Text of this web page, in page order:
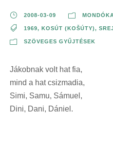
2008-03-09
1969, KOSÚT (KOŠÚTY),
SZÖVEGES GYŰJTÉSEK
Jákobnak volt hat fia,
mind a hat csizmadia,
Simi, Samu, Sámuel,
Dini, Dani, Dániel.